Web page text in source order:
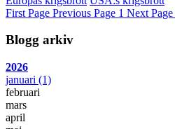
First Page Previous Page 1 Next Page
Blogg arkiv
2026
januari (1)
februari
mars
april